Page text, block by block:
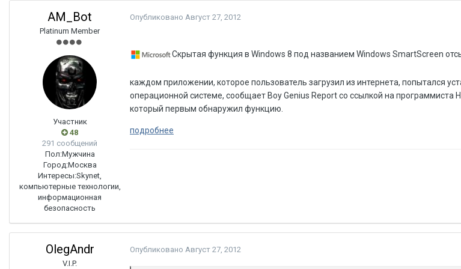
AM_Bot
Platinum Member
Участник
48
291 сообщений
Пол:Мужчина
Город:Москва
Интересы:Skynet,
компьютерные технологии,
информационная
безопасность
Опубликовано Август 27, 2012
Скрытая функция в Windows 8 под названием Windows SmartScreen
каждом приложении, которое пользователь загрузил из интернета, попытался
операционной системе, сообщает Boy Genius Report со ссылкой на программиста
который первым обнаружил функцию.
подробнее
OlegAndr
V.I.P.
Опубликовано Август 27, 2012